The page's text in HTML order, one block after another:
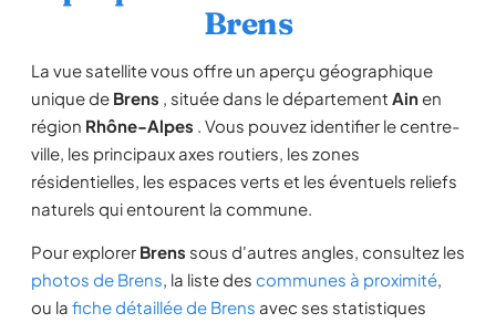
Brens
La vue satellite vous offre un aperçu géographique
unique de Brens , située dans le département Ainen
région Rhône-Alpes . Vous pouvez identifier le centre-
ville, les principaux axes routiers, les zones
résidentielles, les espaces verts et les éventuels reliefs
naturels qui entourent la commune.
Pour explorer Brens sous d'autres angles, consultez les
photos de Brens, la liste des communes à proximité,
ou la fiche détaillée de Brens avec ses statistiques